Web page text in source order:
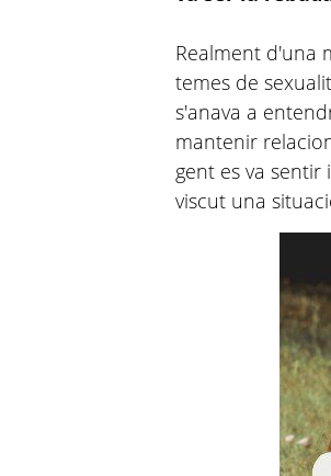
Realment d'una
temes de
s'anava a
mantenir
gent es va
viscut una